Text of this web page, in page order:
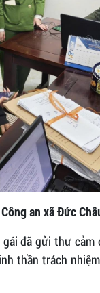
an xã Đức
đã gửi thư
thần trách